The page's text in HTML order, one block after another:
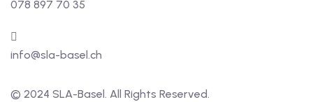
078 897 70 35
info@sla-basel.ch
© 2024 SLA-Basel. All Rights Reserved.​